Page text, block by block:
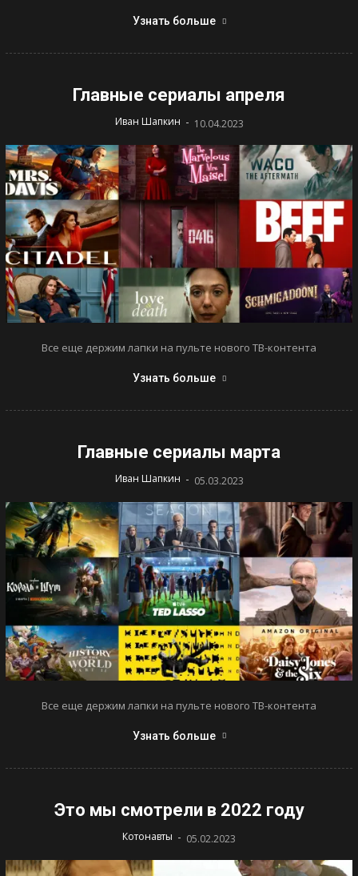
Узнать больше
Главные сериалы апреля
Иван Шапкин - 10.04.2023
Все еще держим лапки на пульте нового ТВ-контента
Узнать больше
Главные сериалы марта
Иван Шапкин - 05.03.2023
Все еще держим лапки на пульте нового ТВ-контента
Узнать больше
Это мы смотрели в 2022 году
Котонавты - 05.02.2023